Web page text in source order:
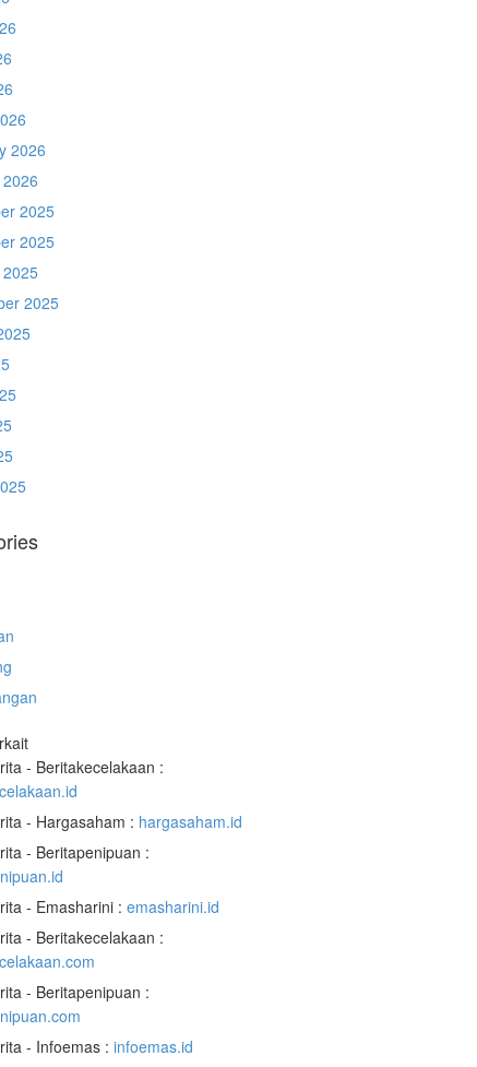
2026
2025
2025
2025
- Beritakecelakaan :
- Hargasaham : hargasaham.id
- Beritapenipuan :
- Emasharini :emasharini.id
- Beritakecelakaan :
- Beritapenipuan :
- Infoemas :infoemas.id